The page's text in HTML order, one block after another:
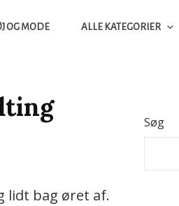
OG MODE ALLE KATEGORIER
lidt bag øret af.
Søg